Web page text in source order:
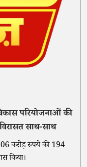
परियोजनाओं की
साथ-साथ
करोड़ रुपये की 194
किया।